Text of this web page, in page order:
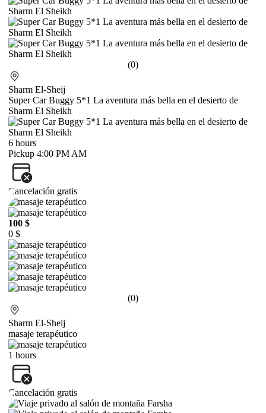
(0)
Sharm El-Sheij
Super Car Buggy 5*1 La aventura más bella en el desierto de
Sharm El Sheikh
6 hours
Pickup 4:00 PM AM
Cancelación gratis
100 $
0 $
(0)
Sharm El-Sheij
masaje terapéutico
1 hours
Cancelación gratis